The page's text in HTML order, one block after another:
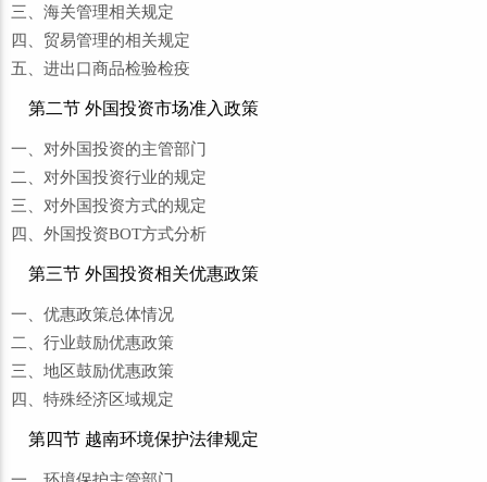
三、海关管理相关规定
四、贸易管理的相关规定
五、进出口商品检验检疫
第二节 外国投资市场准入政策
一、对外国投资的主管部门
二、对外国投资行业的规定
三、对外国投资方式的规定
四、外国投资BOT方式分析
第三节 外国投资相关优惠政策
一、优惠政策总体情况
二、行业鼓励优惠政策
三、地区鼓励优惠政策
四、特殊经济区域规定
第四节 越南环境保护法律规定